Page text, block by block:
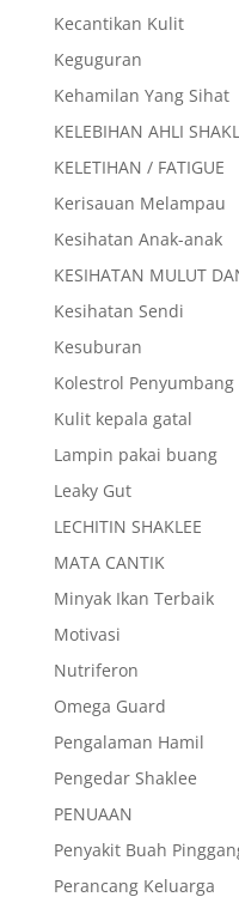
Kecantikan Kulit
Keguguran
Kehamilan Yang Sihat
KELEBIHAN AHLI
KELETIHAN / FATIGUE
Kerisauan Melampau
Kesihatan Anak-anak
KESIHATAN MULUT
Kesihatan Sendi
Kesuburan
Kolestrol
Kulit kepala gatal
Lampin pakai buang
Leaky Gut
LECHITIN SHAKLEE
MATA CANTIK
Minyak Ikan Terbaik
Motivasi
Nutriferon
Omega Guard
Pengalaman Hamil
Pengedar Shaklee
PENUAAN
Penyakit Buah
Perancang Keluarga